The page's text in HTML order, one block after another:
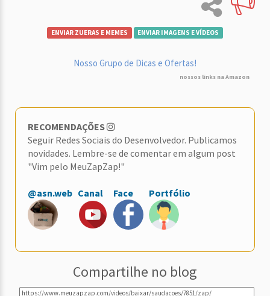
ENVIAR ZUERAS E MEMES ENVIAR IMAGENS E VÍDEOS
Nosso Grupo de Dicas e Ofertas!
nossos links na Amazon
RECOMENDAÇÕES
Seguir Redes Sociais do Desenvolvedor. Publicamos
novidades. Lembre-se de comentar em algum post
"Vim pelo MeuZapZap!"
@asn.web Canal Face Portfólio
Compartilhe no blog